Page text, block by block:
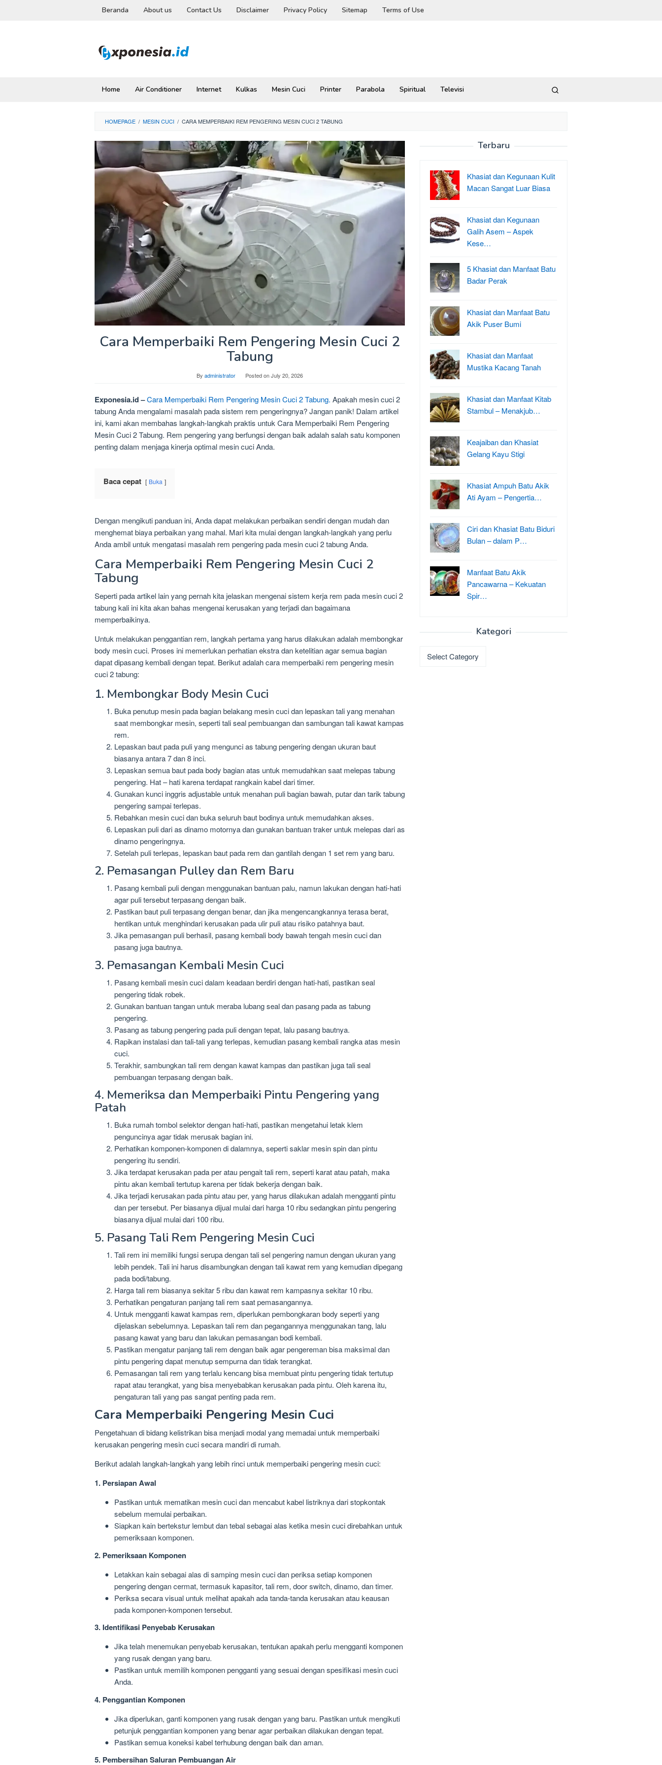
Beranda About us Contact Us Disclaimer Privacy Policy Sitemap Terms of Use
Home Air Conditioner Internet Kulkas Mesin Cuci Printer Parabola Spiritual Televisi
HOMEPAGE / MESIN CUCI / CARA MEMPERBAIKI REM PENGERING MESIN CUCI 2 TABUNG
Cara Memperbaiki Rem Pengering Mesin Cuci 2
Tabung
By administrator Posted onJuly 20, 2026
Exponesia.id –Cara Memperbaiki Rem Pengering Mesin Cuci 2 Tabung. Apakah mesin cuci 2
tabung Anda mengalami masalah pada sistem rem pengeringnya? Jangan panik! Dalam artikel
ini, kami akan membahas langkah-langkah praktis untuk Cara Memperbaiki Rem Pengering
Mesin Cuci 2 Tabung. Rem pengering yang berfungsi dengan baik adalah salah satu komponen
penting dalam menjaga kinerja optimal mesin cuci Anda.
Baca cepat Buka
Dengan mengikuti panduan ini, Anda dapat melakukan perbaikan sendiri dengan mudah dan
menghemat biaya perbaikan yang mahal. Mari kita mulai dengan langkah-langkah yang perlu
Anda ambil untuk mengatasi masalah rem pengering pada mesin cuci 2 tabung Anda.
Cara Memperbaiki Rem Pengering Mesin Cuci 2
Tabung
Seperti pada artikel lain yang pernah kita jelaskan mengenai sistem kerja rem pada mesin cuci 2
tabung kali ini kita akan bahas mengenai kerusakan yang terjadi dan bagaimana
memperbaikinya.
Untuk melakukan penggantian rem, langkah pertama yang harus dilakukan adalah membongkar
body mesin cuci. Proses ini memerlukan perhatian ekstra dan ketelitian agar semua bagian
dapat dipasang kembali dengan tepat. Berikut adalah cara memperbaiki rem pengering mesin
cuci 2 tabung:
1. Membongkar Body Mesin Cuci
Buka penutup mesin pada bagian belakang mesin cuci dan lepaskan tali yang menahan
saat membongkar mesin, seperti tali seal pembuangan dan sambungan tali kawat kampas
rem.
Lepaskan baut pada puli yang mengunci as tabung pengering dengan ukuran baut
biasanya antara 7 dan 8 inci.
Lepaskan semua baut pada body bagian atas untuk memudahkan saat melepas tabung
pengering. Hat – hati karena terdapat rangkain kabel dari timer.
Gunakan kunci inggris adjustable untuk menahan puli bagian bawah, putar dan tarik tabung
pengering sampai terlepas.
Rebahkan mesin cuci dan buka seluruh baut bodinya untuk memudahkan akses.
Lepaskan puli dari as dinamo motornya dan gunakan bantuan traker untuk melepas dari as
dinamo pengeringnya.
Setelah puli terlepas, lepaskan baut pada rem dan gantilah dengan 1 set rem yang baru.
2. Pemasangan Pulley dan Rem Baru
Pasang kembali puli dengan menggunakan bantuan palu, namun lakukan dengan hati-hati
agar puli tersebut terpasang dengan baik.
Pastikan baut puli terpasang dengan benar, dan jika mengencangkannya terasa berat,
hentikan untuk menghindari kerusakan pada ulir puli atau risiko patahnya baut.
Jika pemasangan puli berhasil, pasang kembali body bawah tengah mesin cuci dan
pasang juga bautnya.
3. Pemasangan Kembali Mesin Cuci
Pasang kembali mesin cuci dalam keadaan berdiri dengan hati-hati, pastikan seal
pengering tidak robek.
Gunakan bantuan tangan untuk meraba lubang seal dan pasang pada as tabung
pengering.
Pasang as tabung pengering pada puli dengan tepat, lalu pasang bautnya.
Rapikan instalasi dan tali-tali yang terlepas, kemudian pasang kembali rangka atas mesin
cuci.
Terakhir, sambungkan tali rem dengan kawat kampas dan pastikan juga tali seal
pembuangan terpasang dengan baik.
4. Memeriksa dan Memperbaiki Pintu Pengering yang
Patah
Buka rumah tombol selektor dengan hati-hati, pastikan mengetahui letak klem
penguncinya agar tidak merusak bagian ini.
Perhatikan komponen-komponen di dalamnya, seperti saklar mesin spin dan pintu
pengering itu sendiri.
Jika terdapat kerusakan pada per atau pengait tali rem, seperti karat atau patah, maka
pintu akan kembali tertutup karena per tidak bekerja dengan baik.
Jika terjadi kerusakan pada pintu atau per, yang harus dilakukan adalah mengganti pintu
dan per tersebut. Per biasanya dijual mulai dari harga 10 ribu sedangkan pintu pengering
biasanya dijual mulai dari 100 ribu.
5. Pasang Tali Rem Pengering Mesin Cuci
Tali rem ini memiliki fungsi serupa dengan tali sel pengering namun dengan ukuran yang
lebih pendek. Tali ini harus disambungkan dengan tali kawat rem yang kemudian dipegang
pada bodi/tabung.
Harga tali rem biasanya sekitar 5 ribu dan kawat rem kampasnya sekitar 10 ribu.
Perhatikan pengaturan panjang tali rem saat pemasangannya.
Untuk mengganti kawat kampas rem, diperlukan pembongkaran body seperti yang
dijelaskan sebelumnya. Lepaskan tali rem dan pegangannya menggunakan tang, lalu
pasang kawat yang baru dan lakukan pemasangan bodi kembali.
Pastikan mengatur panjang tali rem dengan baik agar pengereman bisa maksimal dan
pintu pengering dapat menutup sempurna dan tidak terangkat.
Pemasangan tali rem yang terlalu kencang bisa membuat pintu pengering tidak tertutup
rapat atau terangkat, yang bisa menyebabkan kerusakan pada pintu. Oleh karena itu,
pengaturan tali yang pas sangat penting pada rem.
Cara Memperbaiki Pengering Mesin Cuci
Pengetahuan di bidang kelistrikan bisa menjadi modal yang memadai untuk memperbaiki
kerusakan pengering mesin cuci secara mandiri di rumah.
Berikut adalah langkah-langkah yang lebih rinci untuk memperbaiki pengering mesin cuci:
1. Persiapan Awal
Pastikan untuk mematikan mesin cuci dan mencabut kabel listriknya dari stopkontak
sebelum memulai perbaikan.
Siapkan kain bertekstur lembut dan tebal sebagai alas ketika mesin cuci direbahkan untuk
pemeriksaan komponen.
2. Pemeriksaan Komponen
Letakkan kain sebagai alas di samping mesin cuci dan periksa setiap komponen
pengering dengan cermat, termasuk kapasitor, tali rem, door switch, dinamo, dan timer.
Periksa secara visual untuk melihat apakah ada tanda-tanda kerusakan atau keausan
pada komponen-komponen tersebut.
3. Identifikasi Penyebab Kerusakan
Jika telah menemukan penyebab kerusakan, tentukan apakah perlu mengganti komponen
yang rusak dengan yang baru.
Pastikan untuk memilih komponen pengganti yang sesuai dengan spesifikasi mesin cuci
Anda.
4. Penggantian Komponen
Jika diperlukan, ganti komponen yang rusak dengan yang baru. Pastikan untuk mengikuti
petunjuk penggantian komponen yang benar agar perbaikan dilakukan dengan tepat.
Pastikan semua koneksi kabel terhubung dengan baik dan aman.
5. Pembersihan Saluran Pembuangan Air
Terbaru
Khasiat dan Kegunaan Kulit
Macan Sangat Luar Biasa
Khasiat dan Kegunaan
Galih Asem – Aspek
Kese…
5 Khasiat dan Manfaat Batu
Badar Perak
Khasiat dan Manfaat Batu
Akik Puser Bumi
Khasiat dan Manfaat
Mustika Kacang Tanah
Khasiat dan Manfaat Kitab
Stambul – Menakjub…
Keajaiban dan Khasiat
Gelang Kayu Stigi
Khasiat Ampuh Batu Akik
Ati Ayam – Pengertia…
Ciri dan Khasiat Batu Biduri
Bulan – dalam P…
Manfaat Batu Akik
Pancawarna – Kekuatan
Spir…
Kategori
Kategori